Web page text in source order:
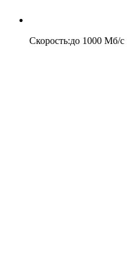
Скорость:до 1000 Мб/c